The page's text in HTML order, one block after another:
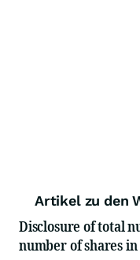
Artikel zu den
Disclosure of total